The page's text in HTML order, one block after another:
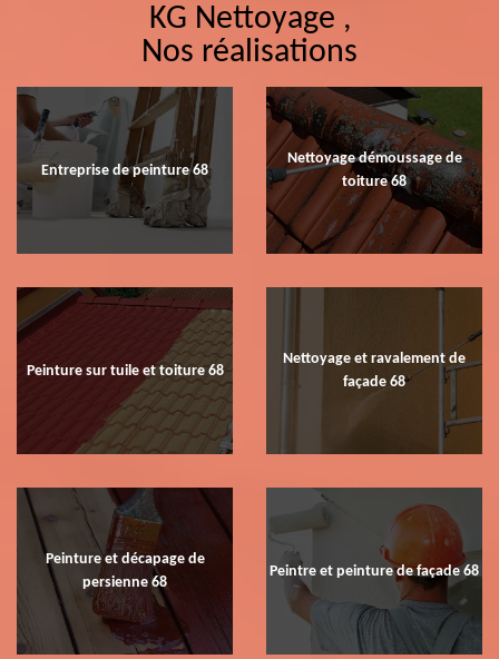
KG Nettoyage ,
Nos réalisations
Entreprise de peinture 68
Nettoyage démoussage de
toiture 68
Peinture sur tuile et toiture 68
Nettoyage et ravalement de
façade 68
Peinture et décapage de
persienne 68
Peintre et peinture de façade 68